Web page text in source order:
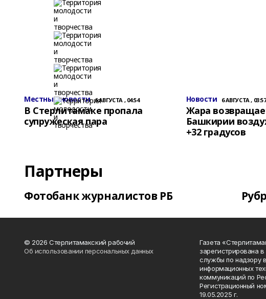
Местные новости 6 АВГУСТА , 04:54
В Стерлитамаке пропала
супружеская пара
Новости 6 АВГУСТА , 03:57
Жара
Башкирии
+32 градусов
Партнеры
Фотобанк журналистов РБ
© 2026 Стерлитамакский рабочий
Об использовании персональных данных
Газета
зарегистрирована
службы по надзору
информационных
коммуникаций по
Регистрационный
19.05.2025 г.